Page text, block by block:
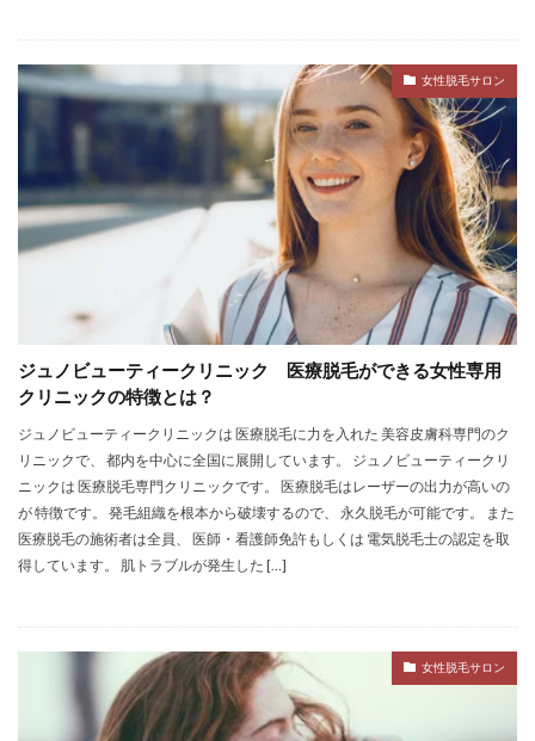
女性脱毛サロン
ジュノビューティークリニック 医療脱毛ができる女性専用
クリニックの特徴とは？
ジュノビューティークリニックは 医療脱毛に力を入れた 美容皮膚科専門のク
リニックで、 都内を中心に全国に展開しています。 ジュノビューティークリ
ニックは 医療脱毛専門クリニックです。 医療脱毛はレーザーの出力が高いの
が 特徴です。 発毛組織を根本から破壊するので、 永久脱毛が可能です。 また
医療脱毛の施術者は全員、 医師・看護師免許もしくは 電気脱毛士の認定を取
得しています。 肌トラブルが発生した […]
女性脱毛サロン